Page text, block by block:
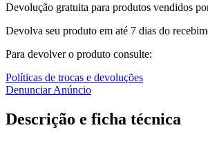
Devolução gratuita para produtos vendidos
Devolva seu produto em até 7 dias do
Para devolver o produto consulte:
Políticas de trocas e devoluções
Denunciar Anúncio
Descrição e ficha técnica